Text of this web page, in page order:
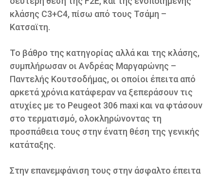
κλάσης C3+C4, πίσω από τους Τσάμη –
Κατσαϊτη.
Το βάθρο της κατηγορίας αλλά και της κλάσης,
συμπλήρωσαν οι Ανδρέας Μαργαρώνης –
Παντελής Κουτσοδήμας, οι οποίοι έπειτα από
αρκετά χρόνια κατάφεραν να ξεπεράσουν τις
ατυχίες με το Peugeot 306 maxi και να φτάσουν
στο τερματισμό, ολοκληρώνοντας τη
προσπάθεια τους στην ένατη θέση της γενικής
κατάταξης.
Στην επανεμφάνιση τους στην άσφαλτο έπειτα